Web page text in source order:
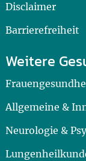
Disclaimer
Barrierefreiheit
Weitere
Allgemeine &
Neurologie &